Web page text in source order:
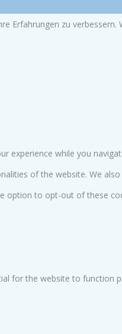
Erfahrungen zu
experience while you
of the website. We
option to opt-out of these
for the website to function